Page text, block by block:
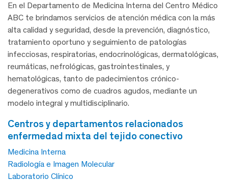
En el Departamento de Medicina Interna del Centro Médico
ABC te brindamos servicios de atención médica con la más
alta calidad y seguridad, desde la prevención, diagnóstico,
tratamiento oportuno y seguimiento de patologías
infecciosas, respiratorias, endocrinológicas, dermatológicas,
reumáticas, nefrológicas, gastrointestinales, y
hematológicas, tanto de padecimientos crónico-
degenerativos como de cuadros agudos, mediante un
modelo integral y multidisciplinario.
centros y departamentos relacionados
enfermedad mixta del tejido conectivo
Medicina Interna
Radiología e Imagen Molecular
Laboratorio Clínico